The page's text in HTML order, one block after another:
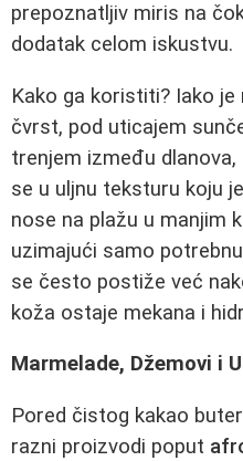
prepoznatljiv miris na
dodatak celom iskustvu.
Kako ga koristiti? Iako
čvrst, pod uticajem
trenjem između
se u uljnu teksturu koju
nose na plažu u manjim
uzimajući samo
se često postiže već
koža ostaje mekana i
Marmelade, Džemovi i
Pored čistog kakao
razni proizvodi poput